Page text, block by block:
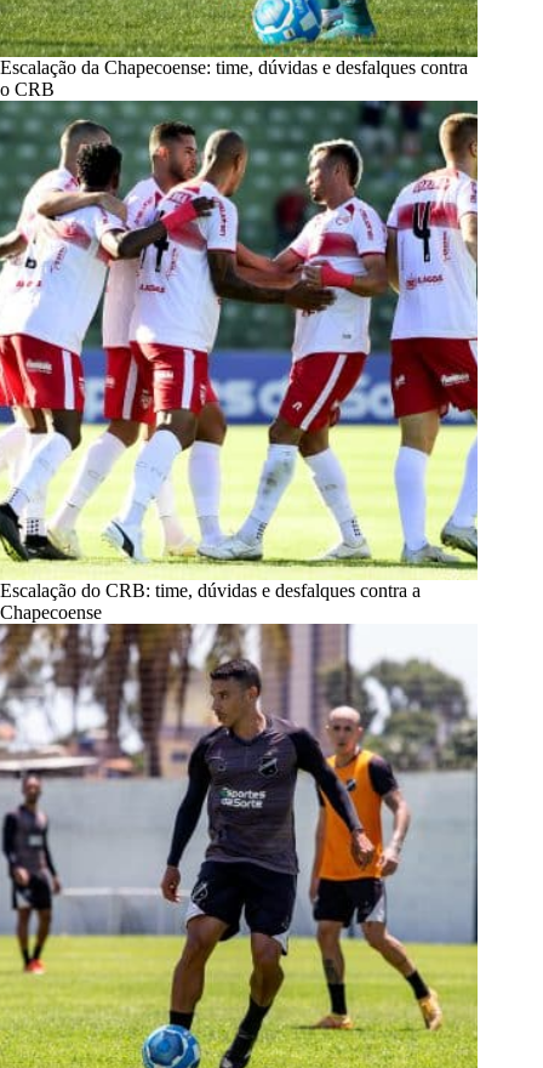
Escalação da Chapecoense: time, dúvidas e desfalques contra
o CRB
Escalação do CRB: time, dúvidas e desfalques contra a
Chapecoense